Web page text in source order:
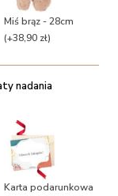
Miś brąz - 28cm
(+38,90 zł)
nadania
Karta podarunkowa